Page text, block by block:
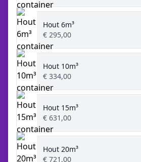
Hout 6m³
€ 295,00
Hout 10m³
€ 334,00
Hout 15m³
€ 631,00
Hout 20m³
€ 721,00